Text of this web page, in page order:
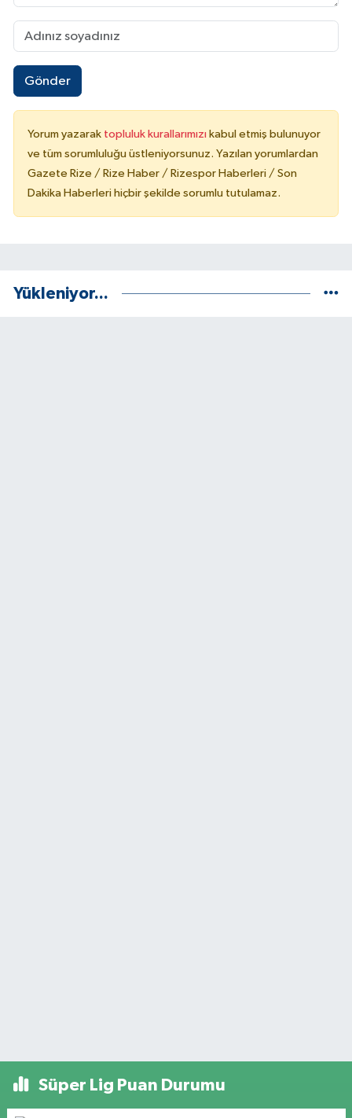
Gönder
Yorum yazarak topluluk kurallarımızı kabul etmiş bulunuyor
ve tüm sorumluluğu üstleniyorsunuz. Yazılan yorumlardan
Gazete Rize / Rize Haber / Rizespor Haberleri / Son
Dakika Haberleri hiçbir şekilde sorumlu tutulamaz.
Yükleniyor...
Süper Lig Puan Durumu